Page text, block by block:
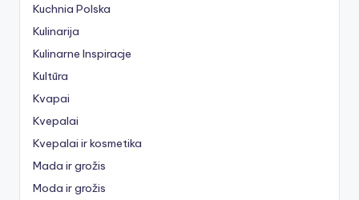
Kuchnia Polska
Kulinarija
Kulinarne Inspiracje
Kultūra
Kvapai
Kvepalai
Kvepalai ir kosmetika
Mada ir grožis
Moda ir grožis